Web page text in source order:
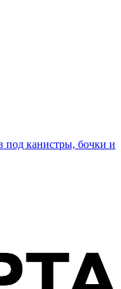
под канистры, бочки и